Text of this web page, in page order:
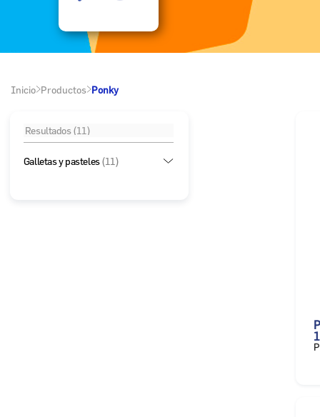
Inicio Productos Ponky
Galletas y pasteles(11)